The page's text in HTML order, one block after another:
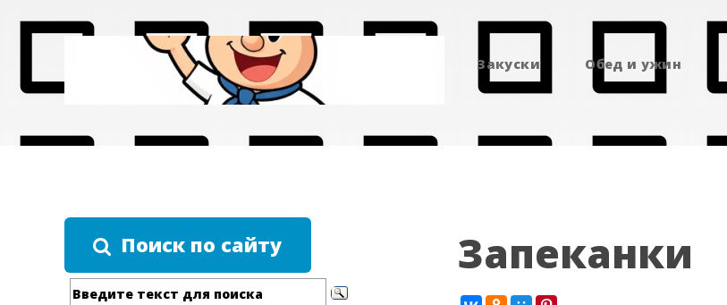
Закуски Обед и ужин
Поиск по сайту Запеканки